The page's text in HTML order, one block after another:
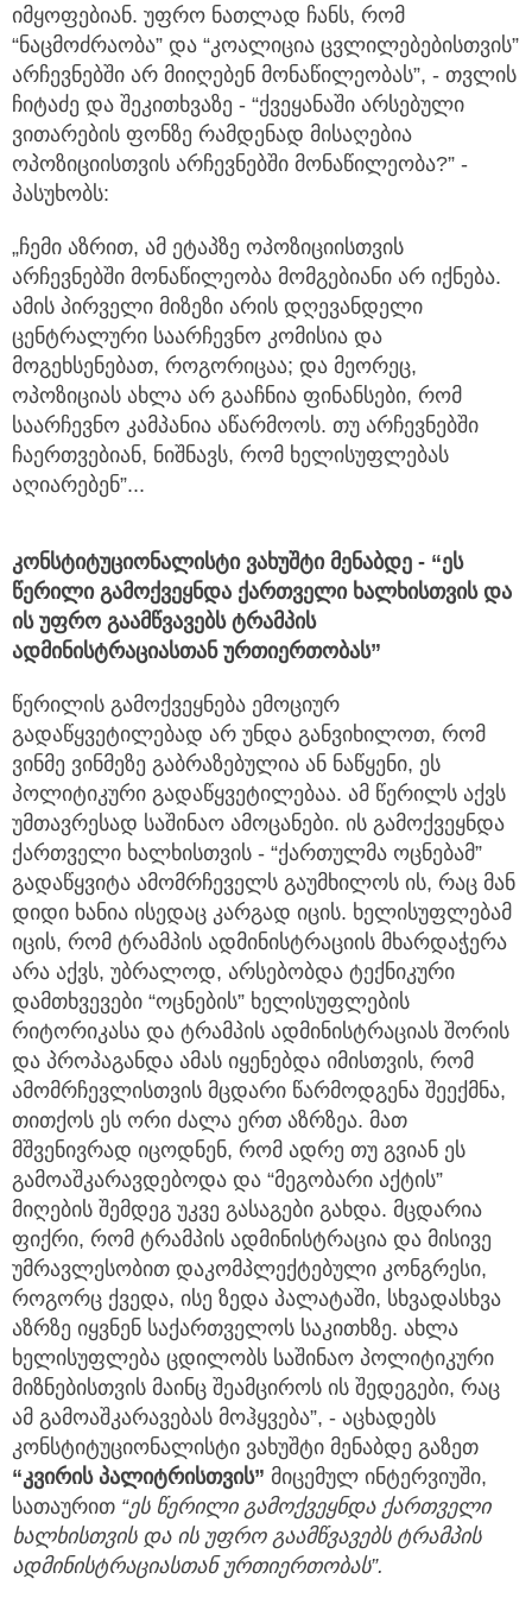
იმყოფებიან. უფრო ნათლად ჩანს, რომ
“ნაცმოძრაობა” და “კოალიცია ცვლილებებისთვის”
არჩევნებში არ მიიღებენ მონაწილეობას”, - თვლის
ჩიტაძე და შეკითხვაზე - “ქვეყანაში არსებული
ვითარების ფონზე რამდენად მისაღებია
ოპოზიციისთვის არჩევნებში მონაწილეობა?” -
პასუხობს:
„ჩემი აზრით, ამ ეტაპზე ოპოზიციისთვის
არჩევნებში მონაწილეობა მომგებიანი არ იქნება.
ამის პირველი მიზეზი არის დღევანდელი
ცენტრალური საარჩევნო კომისია და
მოგეხსენებათ, როგორიცაა; და მეორეც,
ოპოზიციას ახლა არ გააჩნია ფინანსები, რომ
საარჩევნო კამპანია აწარმოოს. თუ არჩევნებში
ჩაერთვებიან, ნიშნავს, რომ ხელისუფლებას
აღიარებენ”...
კონსტიტუციონალისტი ვახუშტი მენაბდე - “ეს
წერილი გამოქვეყნდა ქართველი ხალხისთვის და
ის უფრო გაამწვავებს ტრამპის
ადმინისტრაციასთან ურთიერთობას”
წერილის გამოქვეყნება ემოციურ
გადაწყვეტილებად არ უნდა განვიხილოთ, რომ
ვინმე ვინმეზე გაბრაზებულია ან ნაწყენი, ეს
პოლიტიკური გადაწყვეტილებაა. ამ წერილს აქვს
უმთავრესად საშინაო ამოცანები. ის გამოქვეყნდა
ქართველი ხალხისთვის - “ქართულმა ოცნებამ”
გადაწყვიტა ამომრჩეველს გაუმხილოს ის, რაც მან
დიდი ხანია ისედაც კარგად იცის. ხელისუფლებამ
იცის, რომ ტრამპის ადმინისტრაციის მხარდაჭერა
არა აქვს, უბრალოდ, არსებობდა ტექნიკური
დამთხვევები “ოცნების” ხელისუფლების
რიტორიკასა და ტრამპის ადმინისტრაციას შორის
და პროპაგანდა ამას იყენებდა იმისთვის, რომ
ამომრჩევლისთვის მცდარი წარმოდგენა შეექმნა,
თითქოს ეს ორი ძალა ერთ აზრზეა. მათ
მშვენივრად იცოდნენ, რომ ადრე თუ გვიან ეს
გამოაშკარავდებოდა და “მეგობარი აქტის”
მიღების შემდეგ უკვე გასაგები გახდა. მცდარია
ფიქრი, რომ ტრამპის ადმინისტრაცია და მისივე
უმრავლესობით დაკომპლექტებული კონგრესი,
როგორც ქვედა, ისე ზედა პალატაში, სხვადასხვა
აზრზე იყვნენ საქართველოს საკითხზე. ახლა
ხელისუფლება ცდილობს საშინაო პოლიტიკური
მიზნებისთვის მაინც შეამციროს ის შედეგები, რაც
ამ გამოაშკარავებას მოჰყვება”, - აცხადებს
კონსტიტუციონალისტი ვახუშტი მენაბდე გაზეთ
“კვირის პალიტრისთვის” მიცემულ ინტერვიუში,
სათაურით “ეს წერილი გამოქვეყნდა ქართველი
ხალხისთვის და ის უფრო გაამწვავებს ტრამპის
ადმინისტრაციასთან ურთიერთობას”.